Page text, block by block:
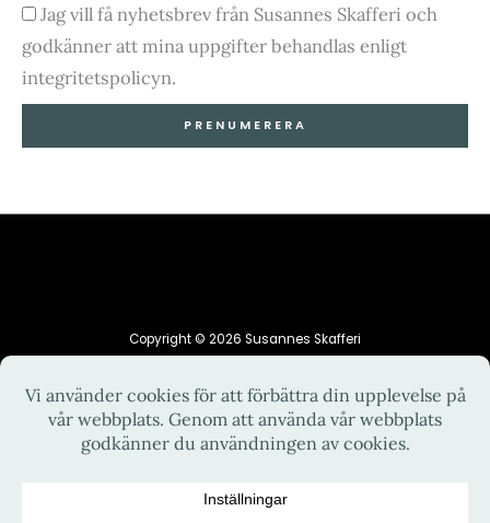
Godkännande
Jag vill få nyhetsbrev från Susannes Skafferi och
godkänner att mina uppgifter behandlas enligt
integritetspolicyn.
PRENUMERERA
Copyright © 2026 Susannes Skafferi
HEM INTEGRITETSPOLICY
KONTAKT
OM MIG
RECEPT